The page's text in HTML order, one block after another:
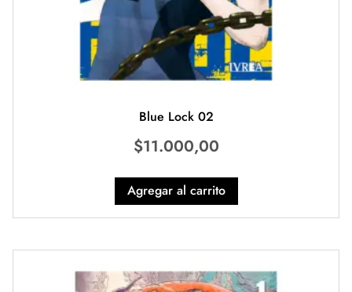
Blue Lock 02
$11.000,00
Agregar al carrito